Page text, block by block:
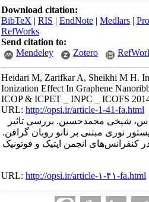
Download citation:
BibTeX|RIS|EndNote|Medlars|
RefWorks
Send citation to:
Mendeley
Zotero
Heidari M, Zarifkar A, Sheikhi M H.
Ionization Effect In Graphene
ICOP & ICPET _ INPC _ ICOFS
URL:http://opsi.ir/article-1-41-fa.html
شیخی محمدحسین. بررسی تاثیر
نوری مبتنی بر نانو روبان گرافن.
کنفرانس‌های انجمن اپتیک و فوتونیک
URL:http://opsi.ir/article-۱-۴۱-fa.html